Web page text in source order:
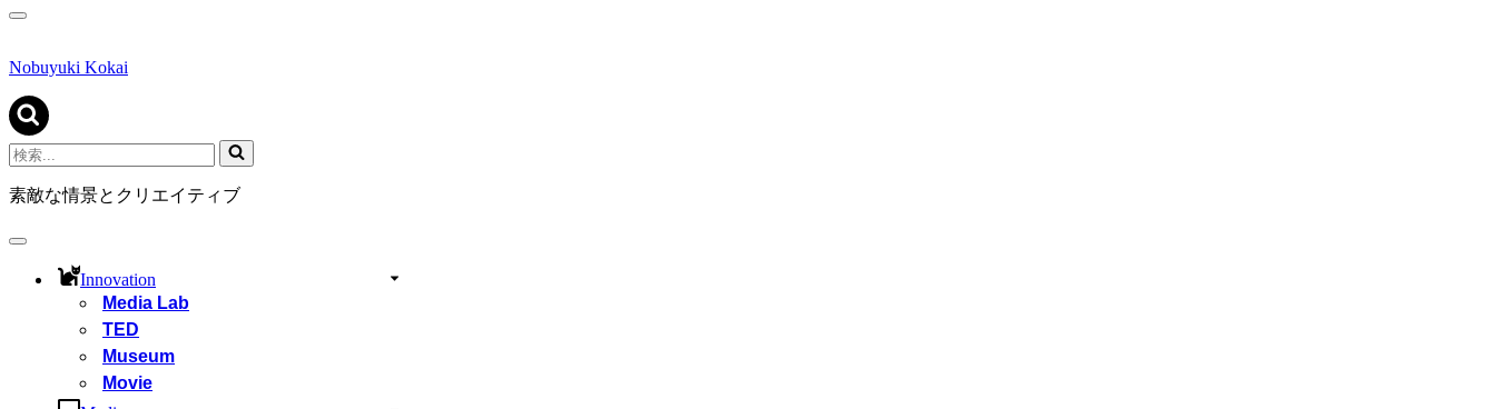
ナ
ゲ
シ
ョ
ン
メ
ニ
ュ
Nobuyuki Kokai
検
索...
素敵な情景とクリエイティブ
ナ
Innovation
Media Lab
TED
Museum
Movie